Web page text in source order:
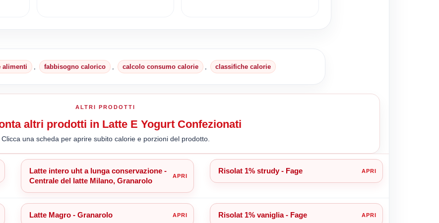
alimenti fabbisogno calorico calcolo consumo calorie classifiche calorie
ALTRI PRODOTTI
altri prodotti in Latte E Yogurt Confezionati
Clicca una scheda per aprire subito calorie e porzioni del prodotto.
Latte intero uht a lunga conservazione -
Centrale del latte Milano, Granarolo
Risolat 1% strudy - Fage
Latte Magro - Granarolo Risolat 1% vaniglia - Fage